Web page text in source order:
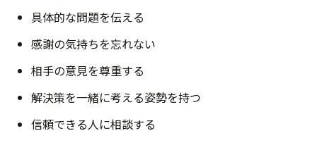
具体的な問題を伝える
感謝の気持ちを忘れない
相手の意見を尊重する
解決策を一緒に考える姿勢を持つ
信頼できる人に相談する